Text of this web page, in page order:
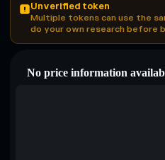
Unverified token
Multiple tokens can use the
do your own research before
No price information